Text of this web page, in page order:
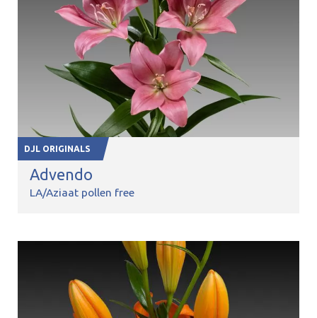
DJL ORIGINALS
Advendo
LA/Aziaat pollen free